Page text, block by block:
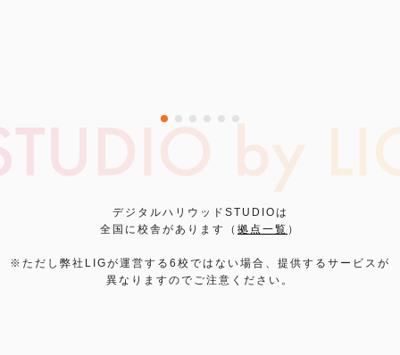
デジタルハリウッドSTUDIOは
全国に校舎があります（ 拠点一覧 ）
※ただし弊社LIGが運営する6校ではない場合、提供するサービスが
異なりますのでご注意ください。